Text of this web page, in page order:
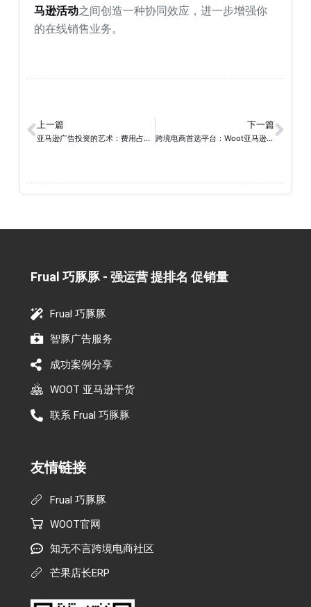
马逊活动之间创造一种协同效应，进一步增强你
的在线销售业务。
上一篇
亚马逊广告投资的艺术：费用占比与优化管理
下一篇
跨境电商首选平台：Woot亚马逊引领实惠、品质与多样化的购物体验
Frual 巧豚豚 - 强运营 提排名 促销量​
Frual 巧豚豚
智豚广告服务
成功案例分享
WOOT 亚马逊干货
联系 Frual 巧豚豚
友情链接
Frual 巧豚豚
WOOT官网
知无不言跨境电商社区
芒果店长ERP